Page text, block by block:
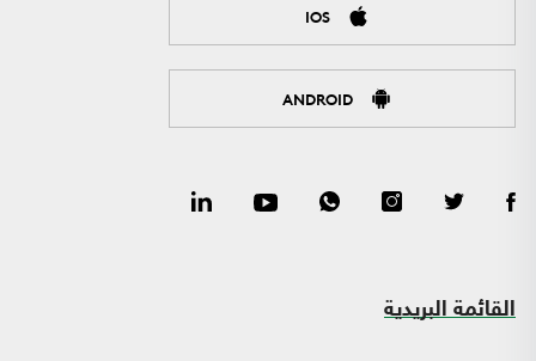
IOS
ANDROID
القائمة البريدية